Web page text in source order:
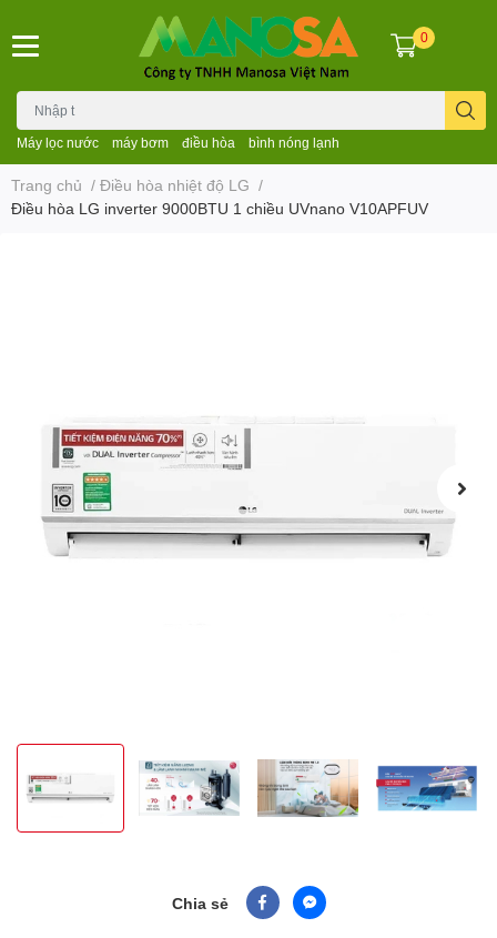
Máy lọc nước máy bơm điều hòa bình nóng lạnh
0
Trang chủ / Điều hòa nhiệt độ LG /
Điều hòa LG inverter 9000BTU 1 chiều UVnano V10APFUV
Chia sẻ